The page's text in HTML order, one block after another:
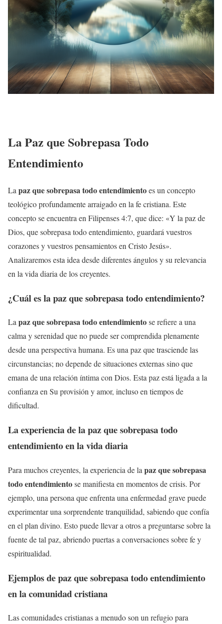
La Paz que Sobrepasa Todo
Entendimiento
La paz que sobrepasa todo entendimientoes un concepto
teológico profundamente arraigado en la fe cristiana. Este
concepto se encuentra en Filipenses 4:7, que dice: «Y la paz de
Dios, que sobrepasa todo entendimiento, guardará vuestros
corazones y vuestros pensamientos en Cristo Jesús».
Analizaremos esta idea desde diferentes ángulos y su relevancia
en la vida diaria de los creyentes.
¿Cuál es lapaz que sobrepasa todo entendimiento?
Lapaz que sobrepasa todo entendimientose refiere a una
calma y serenidad que no puede ser comprendida plenamente
desde una perspectiva humana. Es una paz que trasciende las
circunstancias; no depende de situaciones externas sino que
emana de una relación íntima con Dios. Esta paz está ligada a la
confianza en Su provisión y amor, incluso en tiempos de
dificultad.
La experiencia de lapaz que sobrepasa todo
entendimientoen la vida diaria
Para muchos creyentes, la experiencia de la paz que sobrepasa
todo entendimientose manifiesta en momentos de crisis. Por
ejemplo, una persona que enfrenta una enfermedad grave puede
experimentar una sorprendente tranquilidad, sabiendo que confía
en el plan divino. Esto puede llevar a otros a preguntarse sobre la
fuente de tal paz, abriendo puertas a conversaciones sobre fe y
espiritualidad.
Ejemplos depaz que sobrepasa todo entendimiento
en la comunidad cristiana
Las comunidades cristianas a menudo son un refugio para